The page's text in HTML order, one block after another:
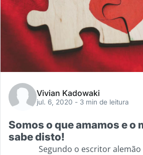
Vivian Kadowaki
jul. 6, 2020 - 3 min de leitura
Somos o que amamos e o
sabe disto!
Segundo o escritor alemão